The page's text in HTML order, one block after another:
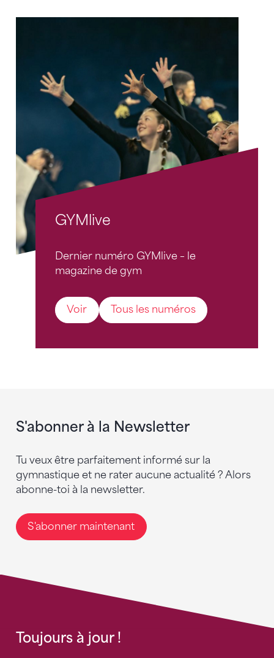
GYMlive
Dernier numéro GYMlive – le
magazine de gym
Voir Tous les numéros
S'abonner à la Newsletter
Tu veux être parfaitement informé sur la
gymnastique et ne rater aucune actualité ? Alors
abonne-toi à la newsletter.
S'abonner maintenant
Toujours à jour !